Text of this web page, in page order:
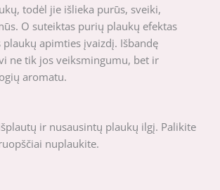
todėl jie išlieka purūs, sveiki,
O suteiktas purių plaukų efektas
plaukų apimties įvaizdį. Išbandę
ne tik jos veiksmingumu, bet ir
aromatu.
ir nusausintų plaukų ilgį. Palikite
nuplaukite.